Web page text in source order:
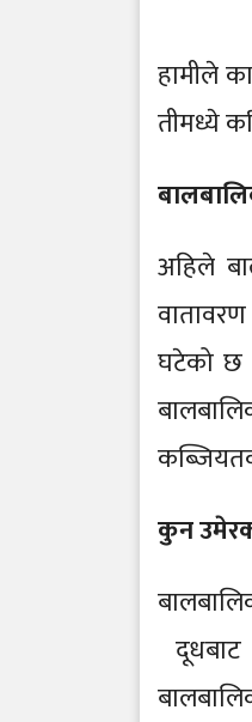
हामीले
तीमध्ये
अहिले
घटेको छ
कुन